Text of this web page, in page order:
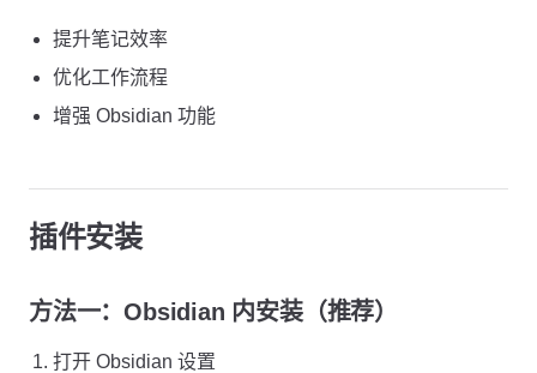
提升笔记效率
优化工作流程
增强 Obsidian 功能
插件安装
方法一：Obsidian 内安装（推荐）
打开 Obsidian 设置